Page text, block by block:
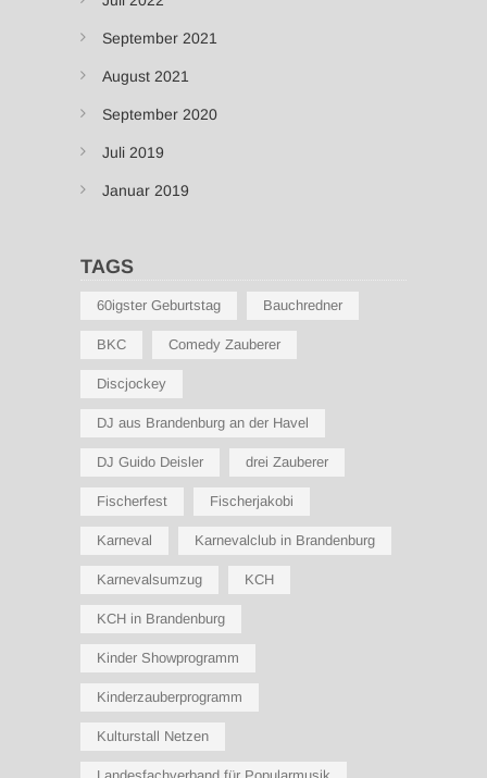
September 2021
August 2021
September 2020
Juli 2019
Januar 2019
TAGS
60igster Geburtstag Bauchredner
BKC Comedy Zauberer
Discjockey
DJ aus Brandenburg an der Havel
DJ Guido Deisler drei Zauberer
Fischerfest Fischerjakobi
Karneval Karnevalclub in Brandenburg
Karnevalsumzug KCH
KCH in Brandenburg
Kinder Showprogramm
Kinderzauberprogramm
Kulturstall Netzen